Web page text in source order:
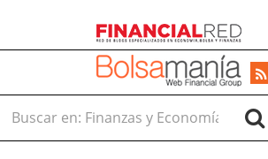
Buscar en: